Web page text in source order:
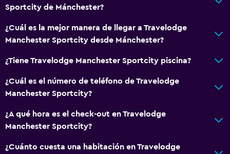
Sportcity de Mánchester?
¿Cuál es la mejor manera de llegar a Travelodge
Manchester Sportcity desde Mánchester?
¿Tiene Travelodge Manchester Sportcity piscina?
¿Cuál es el número de teléfono de Travelodge
Manchester Sportcity?
¿A qué hora es el check-out en Travelodge
Manchester Sportcity?
¿Cuánto cuesta una habitación en Travelodge